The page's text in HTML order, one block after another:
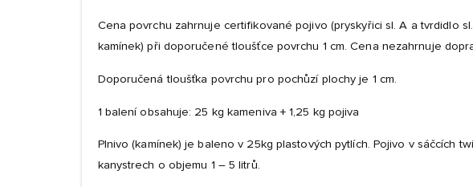
Cena povrchu zahrnuje certifikované pojivo (pryskyřici sl. A a tvrdidlo
kamínek) při doporučené tloušťce povrchu 1 cm. Cena nezahrnuje
Doporučená tloušťka povrchu pro pochůzí plochy je 1 cm.
1 balení obsahuje: 25 kg kameniva + 1,25 kg pojiva
Plnivo (kamínek) je baleno v 25kg plastových pytlích. Pojivo v sáčcích
kanystrech o objemu 1 – 5 litrů.